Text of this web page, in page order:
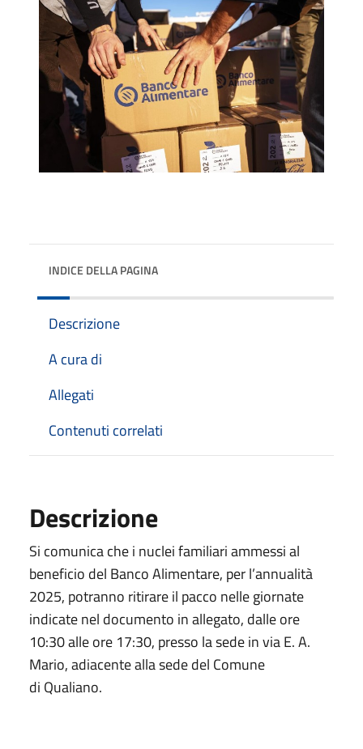
INDICE DELLA PAGINA
Descrizione
A cura di
Allegati
Contenuti correlati
Descrizione
Si comunica che i nuclei familiari ammessi al
beneficio del Banco Alimentare, per l’annualità
2025, potranno ritirare il pacco nelle giornate
indicate nel documento in allegato, dalle ore
10:30 alle ore 17:30, presso la sede in via E. A.
Mario, adiacente alla sede del Comune
di Qualiano.